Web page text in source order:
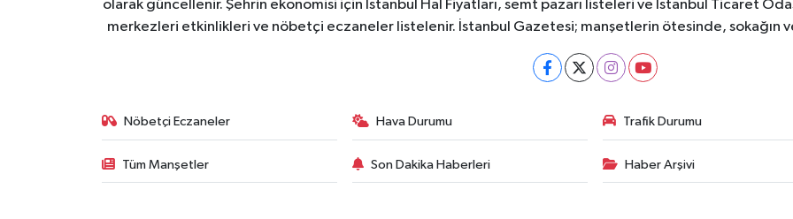
olarak güncellenir. Şehrin ekonomisi için İstanbul Hal Fiyatları, semt pazarı listeleri ve İstanbul Ticaret
merkezleri etkinlikleri ve nöbetçi eczaneler listelenir. İstanbul Gazetesi; manşetlerin ötesinde, sokağın
Nöbetçi Eczaneler Hava Durumu Trafik Durumu
Tüm Manşetler Son Dakika Haberleri Haber Arşivi